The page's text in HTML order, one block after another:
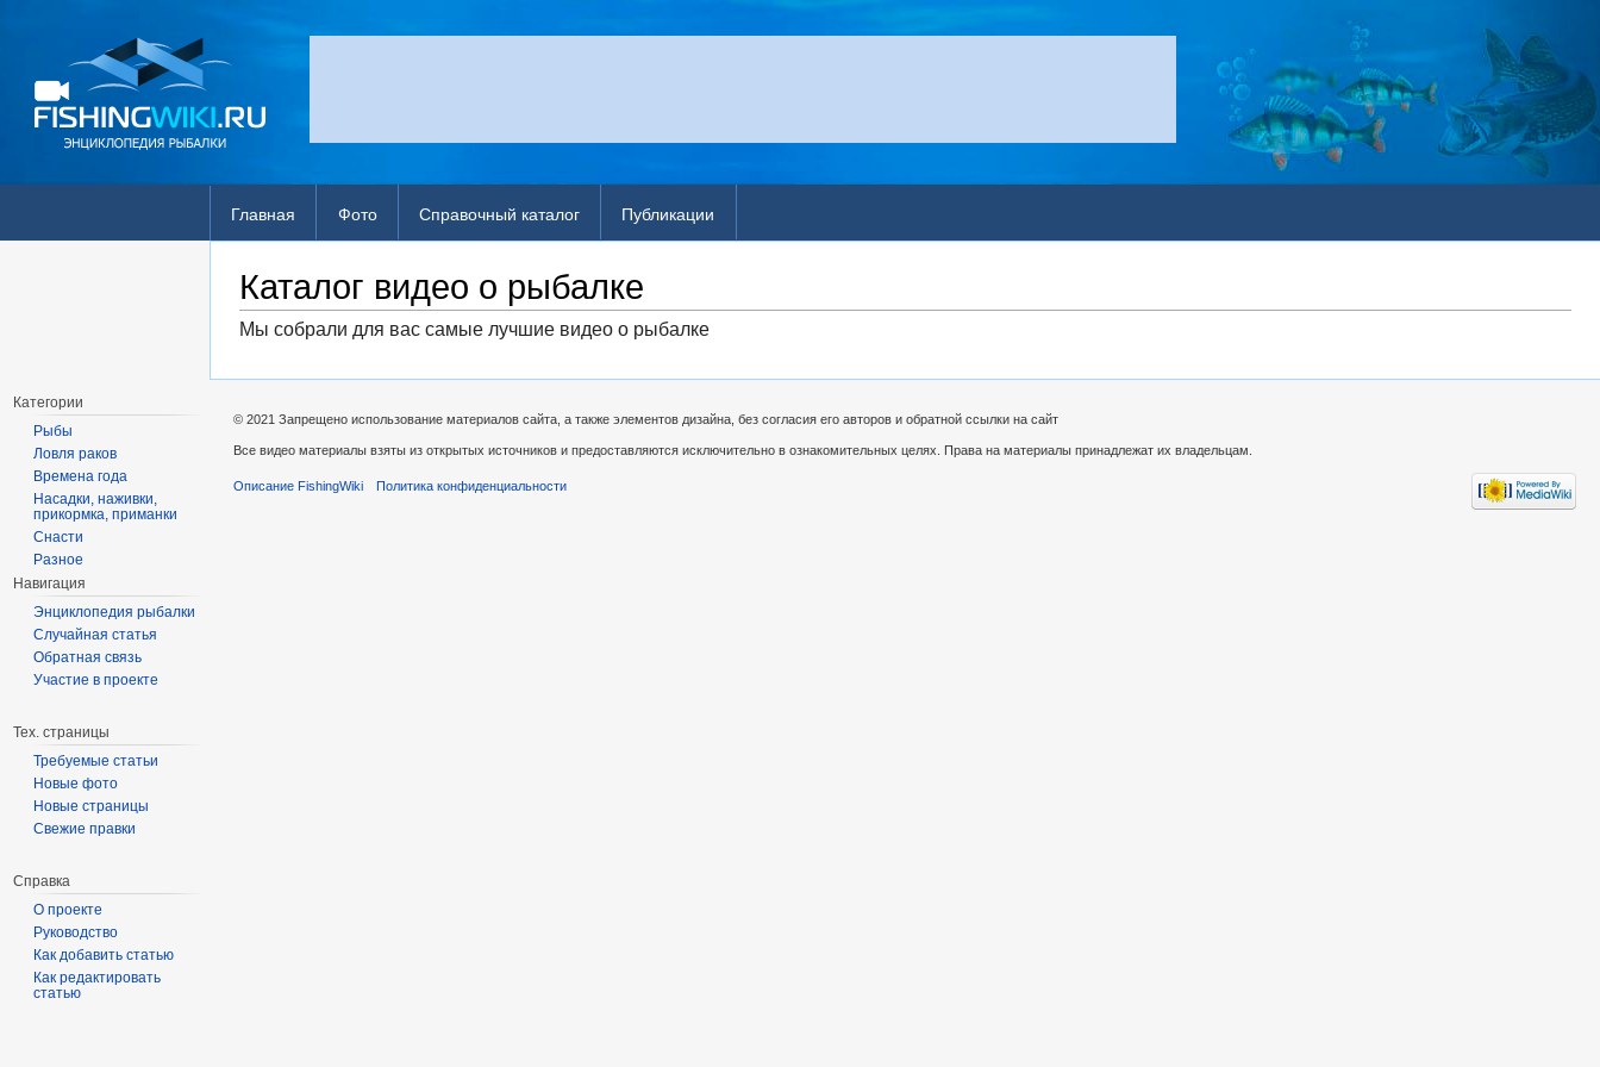
Каталог видео о рыбалке
Мы собрали для вас самые лучшие видео о рыбалке
Главная Фото Справочный каталог Публикации
Категории
Рыбы
Ловля раков
Времена года
Насадки, наживки,
прикормка, приманки
Снасти
Разное
Навигация
Энциклопедия рыбалки
Случайная статья
Обратная связь
Участие в проекте
Тех. страницы
Требуемые статьи
Новые фото
Новые страницы
Свежие правки
Справка
О проекте
Руководство
Как добавить статью
Как редактировать
статью
© 2021 Запрещено использование материалов сайта, а также элементов дизайна, без согласия его авторов и обратной ссылки на сайт
Все видео материалы взяты из открытых источников и предоставляются исключительно в ознакомительных целях. Права на материалы принадлежат их владельцам.
Описание FishingWiki Политика конфиденциальности